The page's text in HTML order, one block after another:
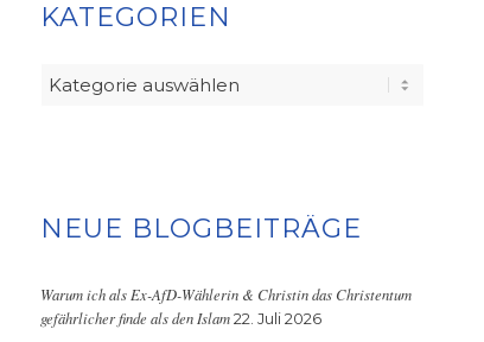
KATEGORIEN
Kategorien
NEUE BLOGBEITRÄGE
Warum ich als Ex-AfD-Wählerin & Christin das Christentum
gefährlicher finde als den Islam 22. Juli 2026